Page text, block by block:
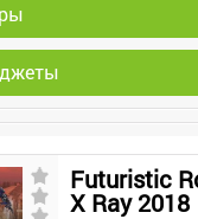
Futuristic
X Ray 2018